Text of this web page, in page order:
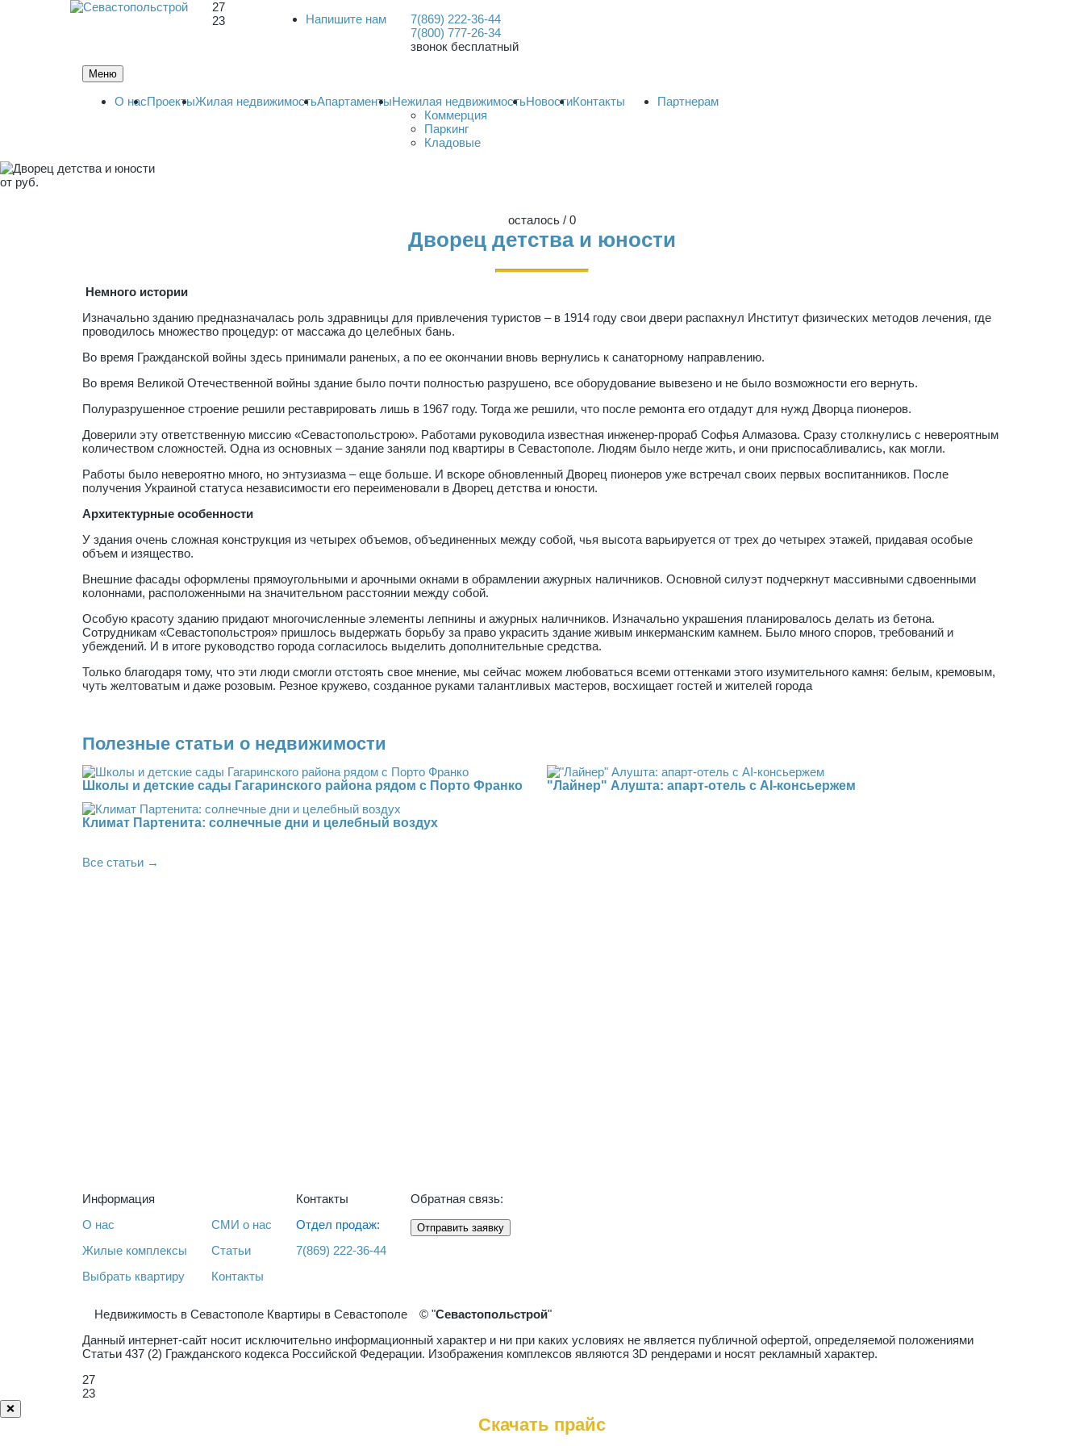
27
23
Напишите нам
7(869) 222-36-44
7(800) 777-26-34
звонок бесплатный
Меню
О насПроектыЖилая недвижимостьАпартаментыНежилая недвижимость
Коммерция
Паркинг
Кладовые
НовостиКонтакты Партнерам
от руб.
осталось / 0
Дворец детства и юности
Немного истории
Изначально зданию предназначалась роль здравницы для привлечения туристов – в 1914 году свои двери распахнул Институт физических методов лечения, где
проводилось множество процедур: от массажа до целебных бань.
Во время Гражданской войны здесь принимали раненых, а по ее окончании вновь вернулись к санаторному направлению.
Во время Великой Отечественной войны здание было почти полностью разрушено, все оборудование вывезено и не было возможности его вернуть.
Полуразрушенное строение решили реставрировать лишь в 1967 году. Тогда же решили, что после ремонта его отдадут для нужд Дворца пионеров.
Доверили эту ответственную миссию «Севастопольстрою». Работами руководила известная инженер-прораб Софья Алмазова. Сразу столкнулись с невероятным
количеством сложностей. Одна из основных – здание заняли под квартиры в Севастополе. Людям было негде жить, и они приспосабливались, как могли.
Работы было невероятно много, но энтузиазма – еще больше. И вскоре обновленный Дворец пионеров уже встречал своих первых воспитанников. После
получения Украиной статуса независимости его переименовали в Дворец детства и юности.
Архитектурные особенности
У здания очень сложная конструкция из четырех объемов, объединенных между собой, чья высота варьируется от трех до четырех этажей, придавая особые
объем и изящество.
Внешние фасады оформлены прямоугольными и арочными окнами в обрамлении ажурных наличников. Основной силуэт подчеркнут массивными сдвоенными
колоннами, расположенными на значительном расстоянии между собой.
Особую красоту зданию придают многочисленные элементы лепнины и ажурных наличников. Изначально украшения планировалось делать из бетона.
Сотрудникам «Севастопольстроя» пришлось выдержать борьбу за право украсить здание живым инкерманским камнем. Было много споров, требований и
убеждений. И в итоге руководство города согласилось выделить дополнительные средства.
Только благодаря тому, что эти люди смогли отстоять свое мнение, мы сейчас можем любоваться всеми оттенками этого изумительного камня: белым, кремовым,
чуть желтоватым и даже розовым. Резное кружево, созданное руками талантливых мастеров, восхищает гостей и жителей города
Полезные статьи о недвижимости
Школы и детские сады Гагаринского района рядом с Порто Франко "Лайнер" Алушта: апарт-отель с AI-консьержем
Климат Партенита: солнечные дни и целебный воздух
Все статьи →
Информация
О нас
Жилые комплексы
Выбрать квартиру
СМИ о нас
Статьи
Контакты
Контакты
Отдел продаж:
7(869) 222-36-44
Обратная связь:
Отправить заявку
© "Севастопольстрой"
Недвижимость в Севастополе Квартиры в Севастополе
Данный интернет-сайт носит исключительно информационный характер и ни при каких условиях не является публичной офертой, определяемой положениями
Статьи 437 (2) Гражданского кодекса Российской Федерации. Изображения комплексов являются 3D рендерами и носят рекламный характер.
27
23
❌
Скачать прайс